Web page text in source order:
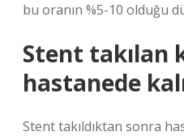
bu oranın %5-10 olduğu
Stent takılan
hastanede
Stent takıldıktan sonra